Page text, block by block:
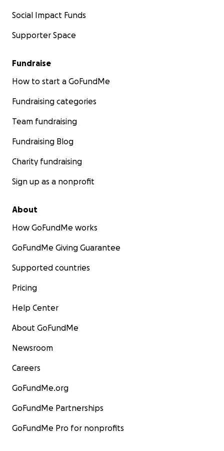
Social Impact Funds
Supporter Space
Fundraise
How to start a GoFundMe
Fundraising categories
Team fundraising
Fundraising Blog
Charity fundraising
Sign up as a nonprofit
About
How GoFundMe works
GoFundMe Giving Guarantee
Supported countries
Pricing
Help Center
About GoFundMe
Newsroom
Careers
GoFundMe.org
GoFundMe Partnerships
GoFundMe Pro for nonprofits